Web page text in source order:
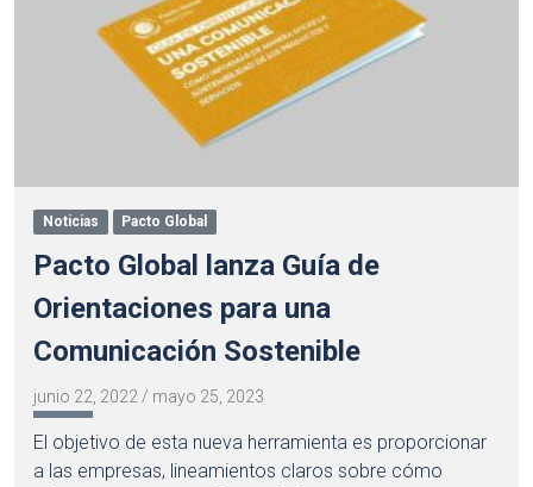
Noticias Pacto Global
Pacto Global lanza Guía de
Orientaciones para una
Comunicación Sostenible
junio 22, 2022/ mayo 25, 2023
El objetivo de esta nueva herramienta es proporcionar
a las empresas, lineamientos claros sobre cómo